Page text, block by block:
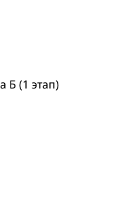
Б (1 этап)